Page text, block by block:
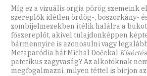
Míg ez a vizuális orgia pörög szemeink
szereplők idétlen ördög-, boszorkány-
zombijelmezekben ítélik halálra a
főszereplőt, akivel tulajdonképpen
bármennyire is azonosulni vagy
Metaparódia hát Michal Dočekal Kísértés
patetikus zagyvaság? Az alkotóknak
megfogalmazni, milyen téttel is bírjon